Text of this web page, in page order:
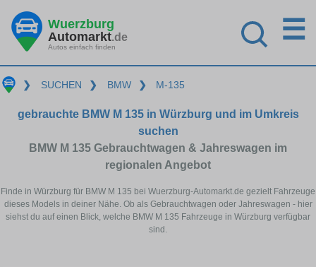
Wuerzburg
Automarkt.de
Autos einfach finden
☰
❯ SUCHEN ❯ BMW ❯ M-135
gebrauchte BMW M 135 in Würzburg und im Umkreis
suchen
BMW M 135 Gebrauchtwagen & Jahreswagen im
regionalen Angebot
Finde in Würzburg für BMW M 135 bei Wuerzburg-Automarkt.de gezielt Fahrzeuge
dieses Models in deiner Nähe. Ob als Gebrauchtwagen oder Jahreswagen - hier
siehst du auf einen Blick, welche BMW M 135 Fahrzeuge in Würzburg verfügbar
sind.